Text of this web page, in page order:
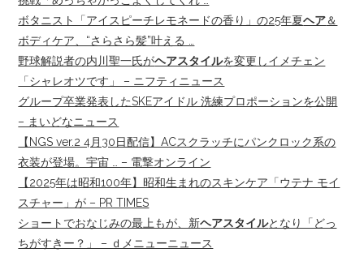
ボタニスト「アイスピーチレモネードの香り」の25年夏ヘア＆
ボディケア、“さらさら髪”叶える …
野球解説者の内川聖一氏がヘアスタイルを変更しイメチェン
「シャレオツです」 – ニフティニュース
グループ卒業発表したSKEアイドル 洗練プロポーションを公開
– まいどなニュース
【NGS ver.2 4月30日配信】ACスクラッチにパンクロック系の
衣装が登場。宇宙 … – 電撃オンライン
【2025年は昭和100年】昭和生まれのスキンケア「ウテナ モイ
スチャー」が – PR TIMES
ショートでおなじみの最上もが、新ヘアスタイルとなり「どっ
ちがすきー？」 – ｄメニューニュース